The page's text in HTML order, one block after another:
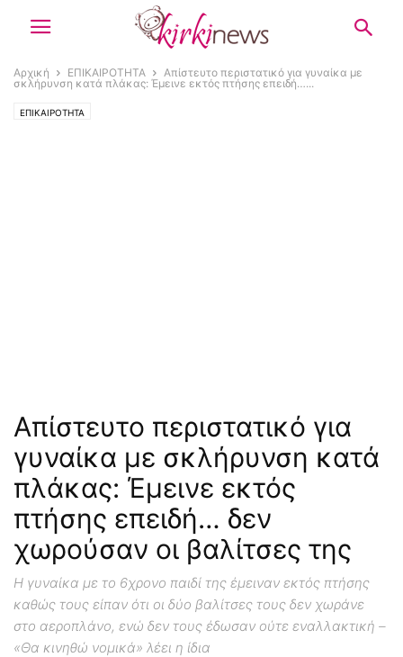
Αρχική ΕΠΙΚΑΙΡΟΤΗΤΑ
Απίστευτο περιστατικό για γυναίκα με
σκλήρυνση κατά πλάκας: Έμεινε εκτός πτήσης επειδή…...
ΕΠΙΚΑΙΡΟΤΗΤΑ
Απίστευτο περιστατικό για
γυναίκα με σκλήρυνση κατά
πλάκας: Έμεινε εκτός
πτήσης επειδή… δεν
χωρούσαν οι βαλίτσες της
Η γυναίκα με το 6χρονο παιδί της έμειναν εκτός πτήσης
καθώς τους είπαν ότι οι δύο βαλίτσες τους δεν χωράνε
στο αεροπλάνο, ενώ δεν τους έδωσαν ούτε εναλλακτική –
«Θα κινηθώ νομικά» λέει η ίδια